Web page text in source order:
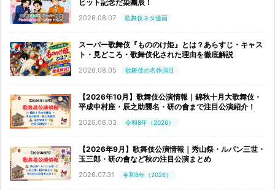
ヒット記念だ染團辰！
2026.08.07 歌舞伎ネタ漫画
スーパー歌舞伎『もののけ姫』とは？あらすじ・キャス
ト・見どころ・歌舞伎化された理由を徹底解説
2026.08.05 歌舞伎の名作演目
【2026年10月】歌舞伎公演情報｜錦秋十月大歌舞伎・
平成中村座・辰之助襲名・研の會まで注目公演紹介！
2026.08.03 令和8年（2026）
【2026年9月】歌舞伎公演情報｜秀山祭・ルパン三世・
玉三郎・研の會など秋の注目公演まとめ
2026.07.31 令和8年（2026）